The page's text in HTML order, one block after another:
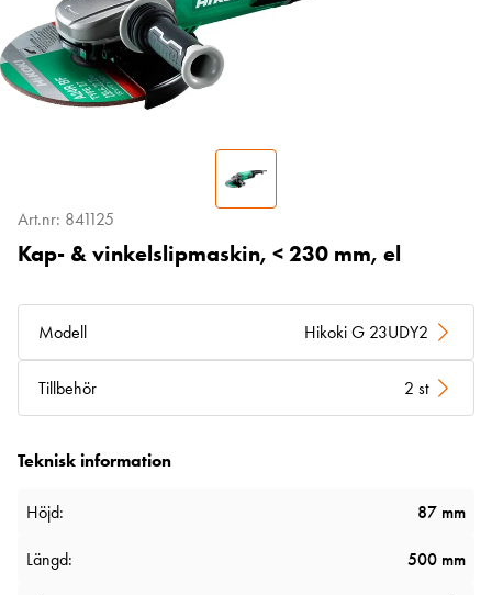
Art.nr: 841125
Kap- & vinkelslipmaskin, < 230 mm, el
Modell Hikoki G 23UDY2
Tillbehör 2 st
Teknisk information
Höjd: 87 mm
Längd: 500 mm